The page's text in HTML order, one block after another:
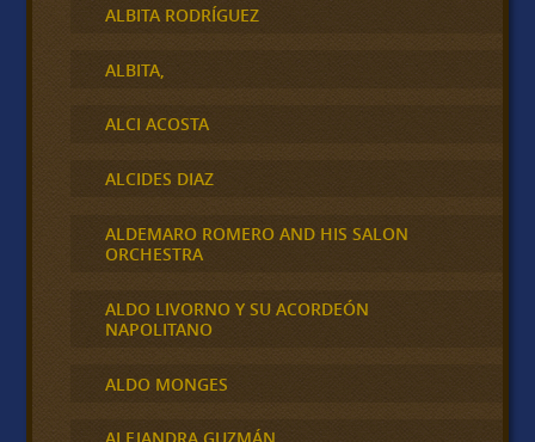
ALBITA RODRÍGUEZ
ALBITA,
ALCI ACOSTA
ALCIDES DIAZ
ALDEMARO ROMERO AND HIS SALON
ORCHESTRA
ALDO LIVORNO Y SU ACORDEÓN
NAPOLITANO
ALDO MONGES